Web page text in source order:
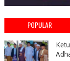
POPULAR